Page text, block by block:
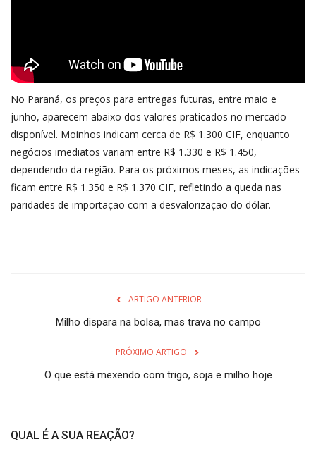
No Paraná, os preços para entregas futuras, entre maio e
junho, aparecem abaixo dos valores praticados no mercado
disponível. Moinhos indicam cerca de R$ 1.300 CIF, enquanto
negócios imediatos variam entre R$ 1.330 e R$ 1.450,
dependendo da região. Para os próximos meses, as indicações
ficam entre R$ 1.350 e R$ 1.370 CIF, refletindo a queda nas
paridades de importação com a desvalorização do dólar.
ARTIGO ANTERIOR
Milho dispara na bolsa, mas trava no campo
PRÓXIMO ARTIGO
O que está mexendo com trigo, soja e milho hoje
QUAL É A SUA REAÇÃO?